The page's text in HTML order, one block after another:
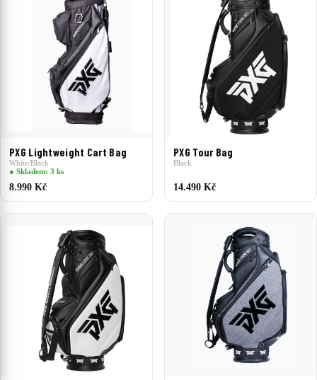
PXG Lightweight Cart Bag
White/Black
● Skladem: 3 ks
8.990 Kč
PXG Tour Bag
Black
14.490 Kč